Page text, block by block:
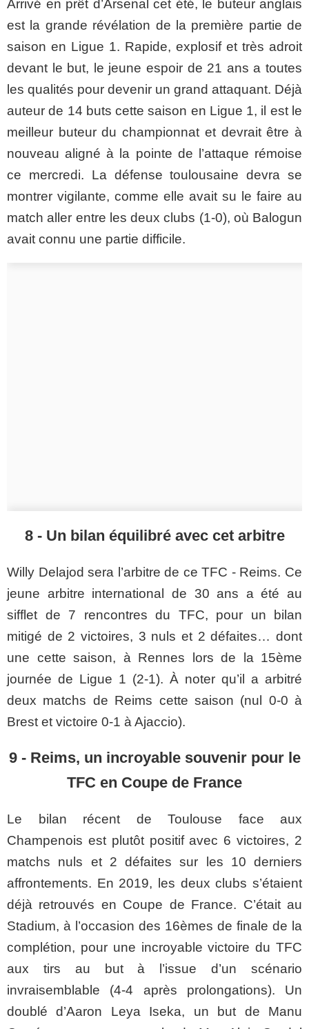
Arrivé en prêt d’Arsenal cet été, le buteur anglais
est la grande révélation de la première partie de
saison en Ligue 1. Rapide, explosif et très adroit
devant le but, le jeune espoir de 21 ans a toutes
les qualités pour devenir un grand attaquant. Déjà
auteur de 14 buts cette saison en Ligue 1, il est le
meilleur buteur du championnat et devrait être à
nouveau aligné à la pointe de l’attaque rémoise
ce mercredi. La défense toulousaine devra se
montrer vigilante, comme elle avait su le faire au
match aller entre les deux clubs (1-0), où Balogun
avait connu une partie difficile.
8 - Un bilan équilibré avec cet arbitre
Willy Delajod sera l’arbitre de ceTFC - Reims. Ce
jeune arbitre international de 30 ans a été au
sifflet de 7 rencontres du TFC, pour un bilan
mitigé de 2 victoires, 3 nuls et 2 défaites… dont
une cette saison, à Rennes lors de la 15ème
journée de Ligue 1 (2-1). À noter qu’il a arbitré
deux matchs de Reims cette saison (nul 0-0 à
Brest et victoire 0-1 à Ajaccio).
9 - Reims, un incroyable souvenir pour le
TFC en Coupe de France
Le bilan récent de Toulouse face aux
Champenois est plutôt positif avec 6 victoires, 2
matchs nuls et 2 défaites sur les 10 derniers
affrontements. En 2019, les deux clubs s’étaient
déjà retrouvés en Coupe de France. C’était au
Stadium, à l’occasion des 16èmes de finale de la
complétion, pour une incroyable victoire du TFC
aux tirs au but à l’issue d’un scénario
invraisemblable (4-4 après prolongations). Un
doublé d’Aaron Leya Iseka, un but de Manu